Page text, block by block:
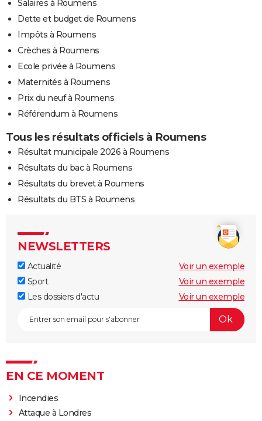
Salaires à Roumens
Dette et budget de Roumens
Impôts à Roumens
Crèches à Roumens
Ecole privée à Roumens
Maternités à Roumens
Prix du neuf à Roumens
Référendum à Roumens
Tous les résultats officiels à Roumens
Résultat municipale 2026 à Roumens
Résultats du bac à Roumens
Résultats du brevet à Roumens
Résultats du BTS à Roumens
NEWSLETTERS
Actualité
Voir un exemple
Sport
Voir un exemple
Les dossiers d'actu
Voir un exemple
EN CE MOMENT
Incendies
Attaque à Londres